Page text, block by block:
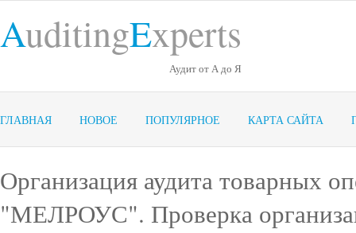
AuditingExperts
Аудит от А до Я
ГЛАВНАЯ НОВОЕ ПОПУЛЯРНОЕ КАРТА САЙТА
Организация аудита товарных
"МЕЛРОУС". Проверка